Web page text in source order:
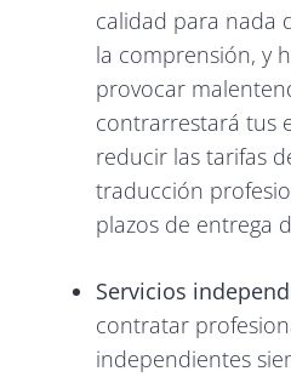
calidad para nada
la comprensión, y
provocar
contrarrestará tus
reducir las tarifas
traducción
plazos de entrega
Servicios
contratar
independientes